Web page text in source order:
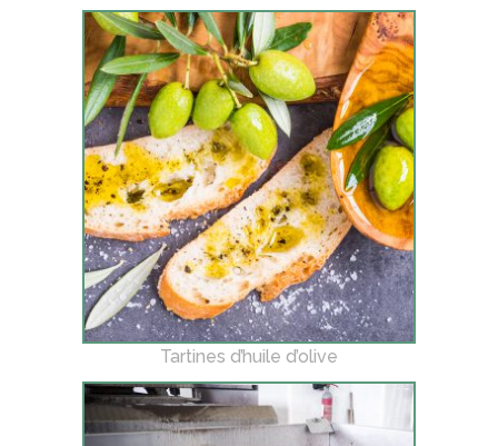
Tartines d’huile d’olive